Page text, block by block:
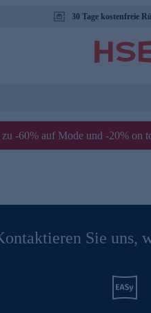
30 Tage kostenfreie
zu -60% auf Mode und -20% on
Sie uns,